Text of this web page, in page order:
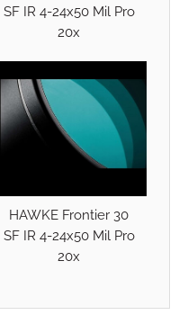
SF IR 4-24x50 Mil Pro
20x
HAWKE Frontier 30
SF IR 4-24x50 Mil Pro
20x